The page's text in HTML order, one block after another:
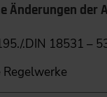
Änderungen der
.DIN 18531 –